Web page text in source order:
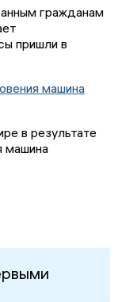
гражданам
пришли в
машина
в результате
машина